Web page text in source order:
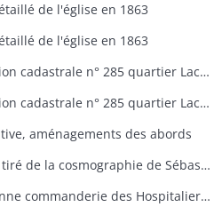
de l'église en 1863
de l'église en 1863
Colmar : plan de la section cadastrale n° 285 quartier Lacarre
Colmar : plan de la section cadastrale n° 285 quartier Lacarre
aménagements des abords
Colmar : plan de la ville tiré de la cosmographie de Sébastien Münster (1550)
Colmar : plan de l'ancienne commanderie des Hospitaliers à Colmar vers 1796